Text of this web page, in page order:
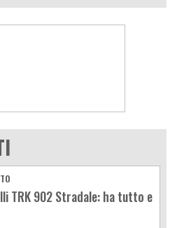
TRK 902 Stradale: ha tutto e